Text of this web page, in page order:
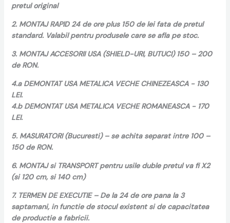
pretul original
2. MONTAJ RAPID 24 de ore plus 150 de lei fata de pretul
standard. Valabil pentru produsele care se afla pe stoc.
3. MONTAJ ACCESORII USA (SHIELD-URI, BUTUCI) 150 – 200
de RON.
4.a DEMONTAT USA METALICA VECHE CHINEZEASCA - 130
LEI.
4.b DEMONTAT USA METALICA VECHE ROMANEASCA - 170
LEI.
5. MASURATORI (Bucuresti) – se achita separat intre 100 –
150 de RON.
6. MONTAJ si TRANSPORT pentru usile duble pretul va fi X2
(si 120 cm, si 140 cm)
7. TERMEN DE EXECUTIE – De la 24 de ore pana la 3
saptamani, in functie de stocul existent si de capacitatea
de productie a fabricii.